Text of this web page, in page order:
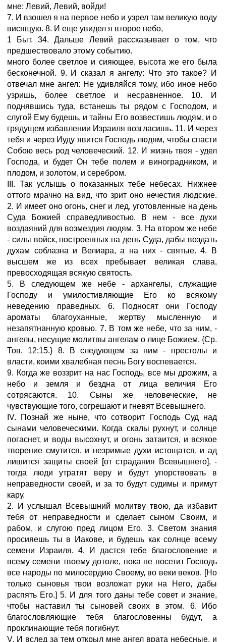
мне: Левий, Левий, войди!
7. И взошел я на первое небо и узрел там великую воду
висящую. 8. И еще увидел я второе небо,
1 Быт. 34. Дальше Левий рассказывает о том, что
предшествовало этому событию.
много более светлое и сияющее, высота же его была
бесконечной. 9. И сказал я ангелу: Что это такое? И
отвечал мне ангел: Не удивляйся тому, ибо иное небо
узришь, более светлое и несравненное. 10. И
поднявшись туда, встанешь ты рядом с Господом, и
слугой Ему будешь, и тайны Его возвестишь людям, и о
грядущем избавлении Израиля возгласишь. 11. И через
тебя и через Иуду явится Господь людям, чтобы спасти
Собою весь род человеческий. 12. И жизнь твоя - удел
Господа, и будет Он тебе полем и виноградником, и
плодом, и золотом, и серебром.
III. Так услышь о показанных тебе небесах. Нижнее
оттого мрачно на вид, что зрит оно нечестия людские.
2. И имеет оно огонь, снег и лед, уготовленные на день
Суда Божией справедливостью. В нем - все духи
воздаяний для возмездия людям. 3. На втором же небе
- силы войск, построенных на день Суда, дабы воздать
духам соблазна и Велиара, а на них - святые. 4. В
высшем же из всех пребывает великая слава,
превосходящая всякую святость.
5. В следующем же небе - архангелы, служащие
Господу и умилостивляющие Его ко всякому
неведению праведных. 6. Подносят они Господу
ароматы благоуханные, жертву мысленную и
незапятнанную кровью. 7. В том же небе, что за ним, -
ангелы, несущие молитвы ангелам о лице Божием. {Ср.
Тов. 12:15.} 8. В следующем за ним - престолы и
власти, коими хвалебная песнь Богу воспевается.
9. Когда же воззрит на нас Господь, все мы дрожим, а
небо и земля и бездна от лица величия Его
сотрясаются. 10. Сыны же человеческие, не
чувствующие того, согрешают и гневят Всевышнего.
IV. Познай же ныне, что сотворит Господь Суд над
сынами человеческими. Когда скалы рухнут, и солнце
погаснет, и воды высохнут, и огонь затаится, и всякое
творение смутится, и незримые духи истощатся, и ад
лишится защиты своей [от страдания Всевышнего], -
тогда люди утратят веру и будут упорствовать в
неправедности своей, и за то будут судимы и примут
кару.
2. И услышал Всевышний молитву твою, да избавит
тебя от неправедности и сделает сыном Своим, и
рабом, и слугою пред лицом Его. 3. Светом знания
просияешь ты в Иакове, и будешь как солнце всему
семени Израиля. 4. И дастся тебе благословение и
всему семени твоему дотоле, пока не посетит Господь
все народы по милосердию Своему, во веки веков. [Но
только сыновья твои возложат руки на Него, дабы
распять Его.] 5. И для того даны тебе совет и знание,
чтобы наставил ты сыновей своих в этом. 6. Ибо
благословляющие тебя благословенны будут, а
проклинающие тебя погибнут.
V. И вслед за тем открыл мне ангел врата небесные, и